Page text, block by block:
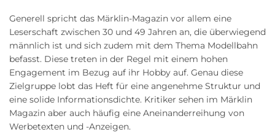
Generell spricht das Märklin-Magazin vor allem eine
Leserschaft zwischen 30 und 49 Jahren an, die überwiegend
männlich ist und sich zudem mit dem Thema Modellbahn
befasst. Diese treten in der Regel mit einem hohen
Engagement im Bezug auf ihr Hobby auf. Genau diese
Zielgruppe lobt das Heft für eine angenehme Struktur und
eine solide Informationsdichte. Kritiker sehen im Märklin
Magazin aber auch häufig eine Aneinanderreihung von
Werbetexten und -Anzeigen.